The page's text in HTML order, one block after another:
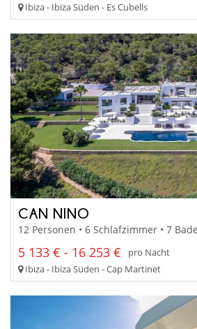
Ibiza - Ibiza Süden - Es Cubells
CAN NINO
12 Personen • 6 Schlafzimmer • 7
5 133 € - 16 253 €
pro Nacht
Ibiza - Ibiza Süden - Cap Martinet